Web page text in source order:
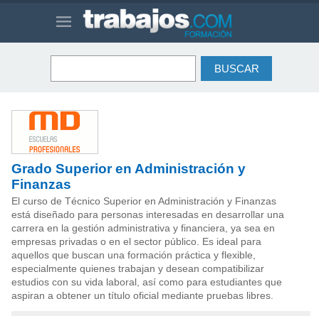
Grado Superior en Administración y
Finanzas
El curso de Técnico Superior en Administración y Finanzas
está diseñado para personas interesadas en desarrollar una
carrera en la gestión administrativa y financiera, ya sea en
empresas privadas o en el sector público. Es ideal para
aquellos que buscan una formación práctica y flexible,
especialmente quienes trabajan y desean compatibilizar
estudios con su vida laboral, así como para estudiantes que
aspiran a obtener un título oficial mediante pruebas libres.